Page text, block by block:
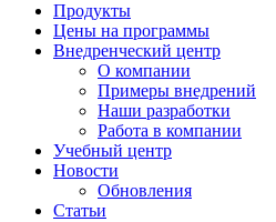
Продукты
Цены на программы
Внедренческий центр
О компании
Примеры внедрений
Наши разработки
Работа в компании
Учебный центр
Новости
Обновления
Статьи